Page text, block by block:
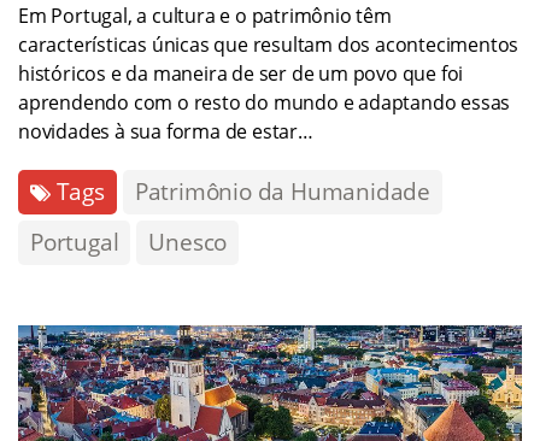
Em Portugal, a cultura e o patrimônio têm
características únicas que resultam dos acontecimentos
históricos e da maneira de ser de um povo que foi
aprendendo com o resto do mundo e adaptando essas
novidades à sua forma de estar…
Tags
Patrimônio da Humanidade
Portugal
Unesco